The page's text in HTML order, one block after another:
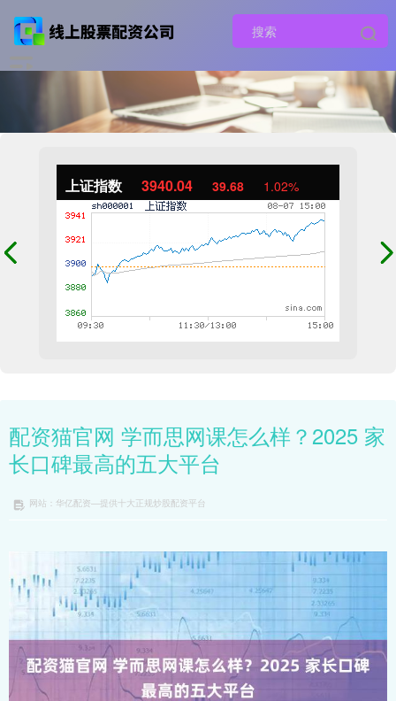
上证指数 3940.04 39.68 1.02%
配资猫官网 学而思网课怎么样？2025 家
长口碑最高的五大平台
网站：华亿配资—提供十大正规炒股配资平台